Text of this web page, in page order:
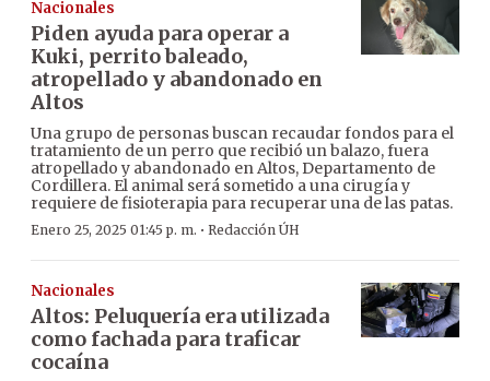
Nacionales
Piden ayuda para operar a
Kuki, perrito baleado,
atropellado y abandonado en
Altos
Una grupo de personas buscan recaudar fondos para el
tratamiento de un perro que recibió un balazo, fuera
atropellado y abandonado en Altos, Departamento de
Cordillera. El animal será sometido a una cirugía y
requiere de fisioterapia para recuperar una de las patas.
Enero 25, 2025 01:45 p. m. · Redacción ÚH
Nacionales
Altos: Peluquería era utilizada
como fachada para traficar
cocaína